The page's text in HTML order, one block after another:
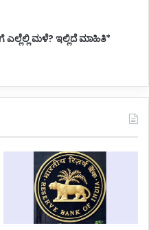
ಎಲ್ಲೆಲ್ಲಿ ಮಳೆ? ಇಲ್ಲಿದೆ ಮಾಹಿತಿ*